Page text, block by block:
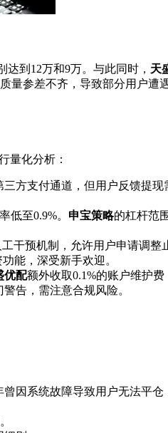
达到12万和9万。与此同时， 天
量参差不齐，导致部分用户遭
量化分析：
三方支付通道，但用户反馈提现
低至0.9%。 申宝策略的杠杆范
干预机制，允许用户申请调整
能，深受新手欢迎。
优配额外收取0.1%的账户维护费
告，需注意合规风险。
曾因系统故障导致用户无法平